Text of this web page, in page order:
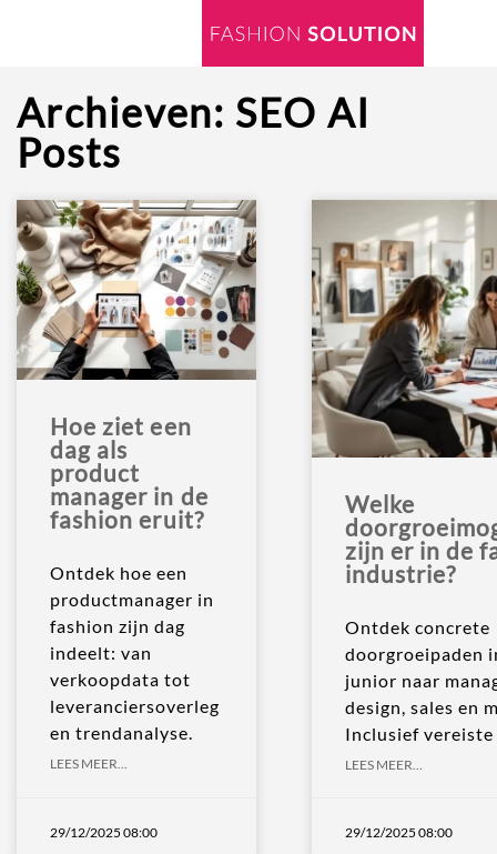
Archieven: SEO AI
Posts
Hoe ziet een
dag als
product
manager in de
fashion eruit?
Ontdek hoe een
productmanager in
fashion zijn dag
indeelt: van
verkoopdata tot
leveranciersoverleg
en trendanalyse.
LEES MEER...
29/12/2025 08:00
Welke
zijn er in de
industrie?
Ontdek concrete
doorgroeipaden
junior naar
design, sales en
Inclusief
LEES MEER...
29/12/2025 08:00